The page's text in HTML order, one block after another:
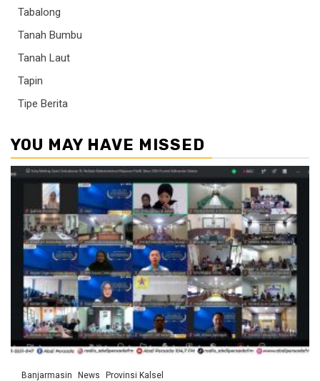
Tabalong
Tanah Bumbu
Tanah Laut
Tapin
Tipe Berita
YOU MAY HAVE MISSED
Banjarmasin News Provinsi Kalsel